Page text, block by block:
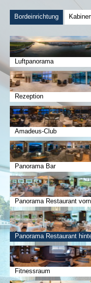
Bordeinrichtung
Luftpanorama
Rezeption
Amadeus-Club
Panorama Bar
Panorama Restaurant
Panorama Restaurant
Fitnessraum